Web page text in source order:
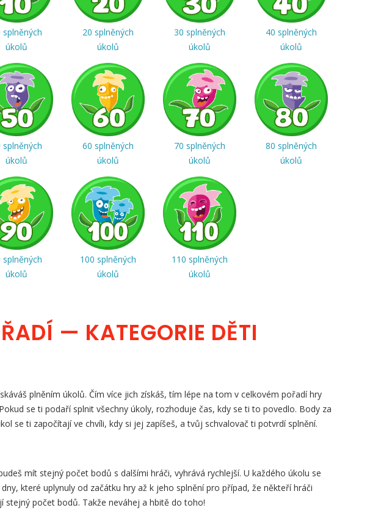
splněných
úkolů
20 splněných
úkolů
30 splněných
úkolů
40 splněných
úkolů
splněných
úkolů
60 splněných
úkolů
70 splněných
úkolů
80 splněných
úkolů
splněných
úkolů
100 splněných
úkolů
110 splněných
úkolů
— KATEGORIE DĚTI
plněním úkolů. Čím více jich získáš, tím lépe na tom v celkovém pořadí hry
se ti podaří splnit všechny úkoly, rozhoduje čas, kdy se ti to povedlo. Body za
se ti započítají ve chvíli, kdy si jej zapíšeš, a tvůj schvalovač ti potvrdí splnění.
mít stejný počet bodů s dalšími hráči, vyhrává rychlejší. U každého úkolu se
které uplynuly od začátku hry až k jeho splnění pro případ, že někteří hráči
stejný počet bodů. Takže neváhej a hbitě do toho!